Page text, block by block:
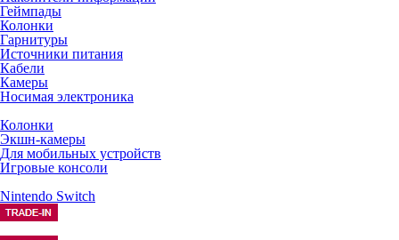
Геймпады
Колонки
Гарнитуры
Источники питания
Кабели
Камеры
Носимая электроника
Колонки
Экшн-камеры
Для мобильных устройств
Игровые консоли
Nintendo Switch